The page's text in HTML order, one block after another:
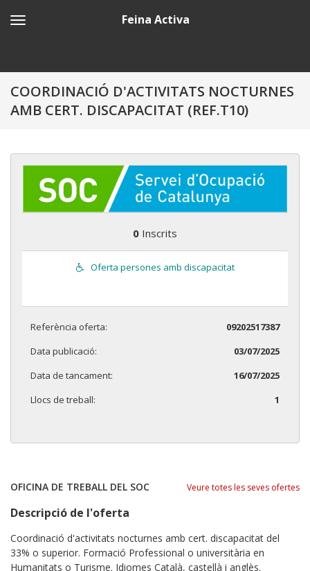
Feina Activa
COORDINACIÓ D'ACTIVITATS NOCTURNES
AMB CERT. DISCAPACITAT (REF.T10)
0 Inscrits
Oferta persones amb discapacitat
Referència oferta:
09202517387
Data publicació:
03/07/2025
Data de tancament:
16/07/2025
Llocs de treball:
1
OFICINA DE TREBALL DEL SOC Veure totes les seves ofertes
Descripció de l'oferta
Coordinació d'activitats nocturnes amb cert. discapacitat del
33% o superior. Formació Professional o universitària en
Humanitats o Turisme. Idiomes Català, castellà i anglès.